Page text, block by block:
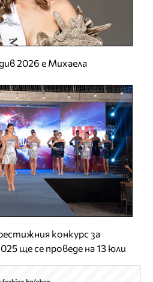
2026 е Михаела
конкурс за
ще се проведе на 13 юли